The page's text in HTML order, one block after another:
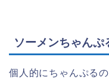
ソーメンちゃんぷ
個人的にちゃんぷる